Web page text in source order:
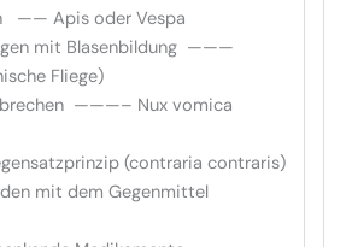
Apis oder Vespa
mit Blasenbildung ———
Fliege)
———– Nux vomica
(contraria contraris)
mit dem Gegenmittel